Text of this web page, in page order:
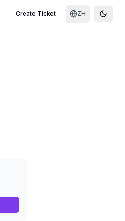
Create Ticket ZH Toggle